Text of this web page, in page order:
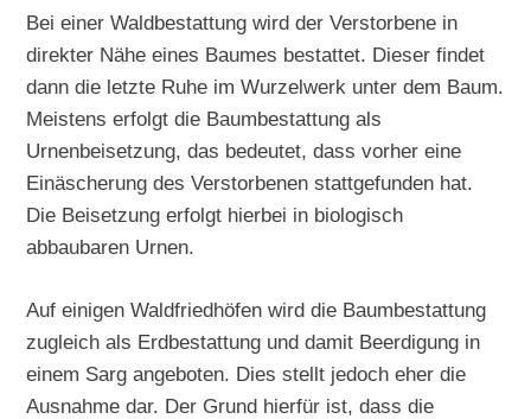
Bei einer Waldbestattung wird der Verstorbene in
direkter Nähe eines Baumes bestattet. Dieser findet
dann die letzte Ruhe im Wurzelwerk unter dem Baum.
Meistens erfolgt die Baumbestattung als
Urnenbeisetzung, das bedeutet, dass vorher eine
Einäscherung des Verstorbenen stattgefunden hat.
Die Beisetzung erfolgt hierbei in biologisch
abbaubaren Urnen.
Auf einigen Waldfriedhöfen wird die Baumbestattung
zugleich als Erdbestattung und damit Beerdigung in
einem Sarg angeboten. Dies stellt jedoch eher die
Ausnahme dar. Der Grund hierfür ist, dass die